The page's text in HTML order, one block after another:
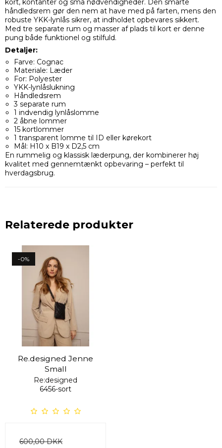
kort, kontanter og små nødvendigheder. Den smarte
håndledsrem gør den nem at have med på farten, mens den
robuste YKK-lynlås sikrer, at indholdet opbevares sikkert.
Med tre separate rum og masser af plads til kort er denne
pung både funktionel og stilfuld.
Detaljer:
Farve: Cognac
Materiale: Læder
For: Polyester
YKK-lynlåslukning
Håndledsrem
3 separate rum
1 indvendig lynlåslomme
2 åbne lommer
15 kortlommer
1 transparent lomme til ID eller kørekort
Mål: H10 x B19 x D2,5 cm
En rummelig og klassisk læderpung, der kombinerer høj
kvalitet med gennemtænkt opbevaring – perfekt til
hverdagsbrug.
Relaterede produkter
-0%
Re.designed Jenne
Small
Re:designed
6456-sort
600,00 DKK